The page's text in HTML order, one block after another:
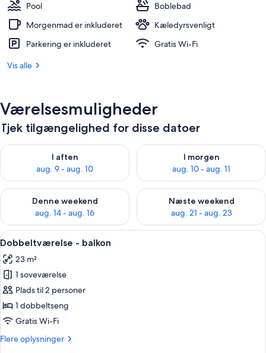
Udendørsområde
Pool
Boblebad
Morgenmad er inkluderet
Kæledyrsvenligt
Parkering er inkluderet
Gratis Wi-Fi
Vis alle
Værelsesmuligheder
Tjek tilgængelighed for disse datoer
I aften
aug. 9 - aug. 10
Tjek tilgængelighed for i aften aug. 9 - aug. 10
I morgen
aug. 10 - aug. 11
Tjek tilgængelighed for i
Denne weekend
aug. 14 - aug. 16
Tjek tilgængelighed for denne weekend aug. 14 - aug. 16
Næste weekend
aug. 21 - aug. 23
Tjek tilgængelighed for næste
Indlæs
alle
billeder
af
Dobbeltværelse
-
balkon
Et hotelværelse med en seng, et
5
Dobbeltværelse - balkon
23 m²
1 soveværelse
Plads til 2 personer
1 dobbeltseng
Gratis Wi-Fi
Flere oplysninger
Flere